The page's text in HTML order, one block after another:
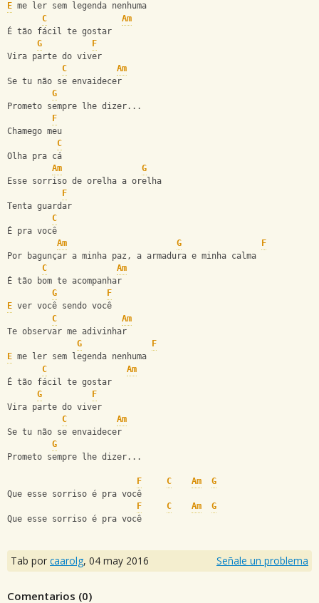
E me ler sem legenda nenhuma
C
Am
É tão fácil te gostar
G
F
Vira parte do viver
C
Am
Se tu não se envaidecer
G
Prometo sempre lhe dizer...
F
Chamego meu
C
Olha pra cá
Am
G
Esse sorriso de orelha a orelha
F
Tenta guardar
C
É pra você
Am
G
F
Por bagunçar a minha paz, a armadura e minha calma
C
Am
É tão bom te acompanhar
G
F
E ver você sendo você
C
Am
Te observar me adivinhar
G
F
E me ler sem legenda nenhuma
C
Am
É tão fácil te gostar
G
F
Vira parte do viver
C
Am
Se tu não se envaidecer
G
Prometo sempre lhe dizer...
F C Am
G
Que esse sorriso é pra você
F
C Am
G
Que esse sorriso é pra você
Tab por caarolg, 04 may 2016 Señale un problema
Comentarios (0)